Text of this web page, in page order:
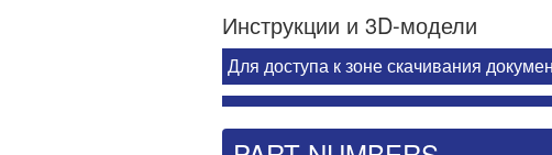
Инструкции и 3D-модели
Для доступа к зоне скачивания